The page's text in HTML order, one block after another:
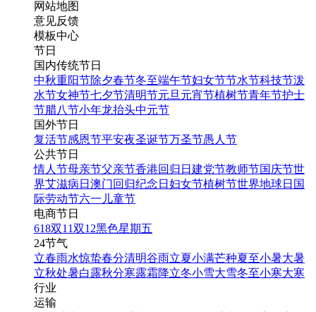
网站地图
意见反馈
模板中心
节日
国内传统节日
中秋重阳节除夕春节冬至端午节妇女节节水节科技节泼
水节女神节七夕节清明节元旦 元宵节植树节青年节护士
节腊八节小年龙抬头中元节
国外节日
复活节感恩节平安夜圣诞节万圣节愚人节
公共节日
情人节母亲节父亲节香港回归日 建党节教师节国庆节世
界艾滋病日 澳门回归纪念日 妇女节植树节世界地球日 国
际劳动节六一儿童节
电商节日
618双11双12黑色星期五
24节气
立春雨水惊蛰春分清明谷雨立夏小满芒种夏至小暑大暑
立秋处暑白露秋分寒露霜降立冬小雪大雪冬至小寒大寒
行业
运输